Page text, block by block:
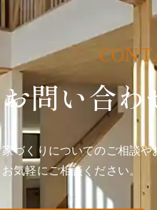
お問い合
家づくりについてのご相談
お気軽にご相談ください。